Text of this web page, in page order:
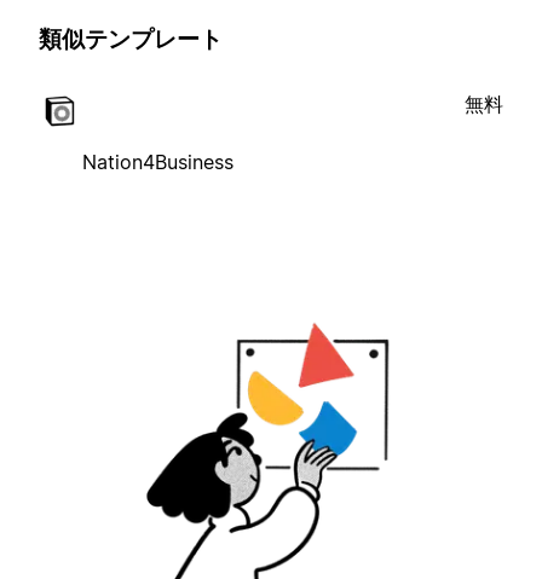
類似テンプレート
Nation4Business
無料